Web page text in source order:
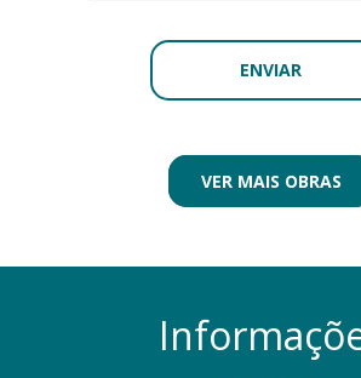
VER MAIS OBRAS